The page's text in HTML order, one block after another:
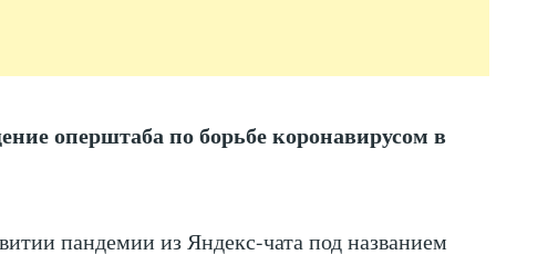
оперштаба по борьбе коронавирусом в
пандемии из Яндекс-чата под названием